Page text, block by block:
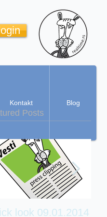
Kontakt Blog
Posts
Quick look 09.01.2014